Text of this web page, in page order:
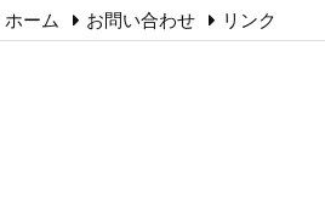
ホーム お問い合わせ リンク